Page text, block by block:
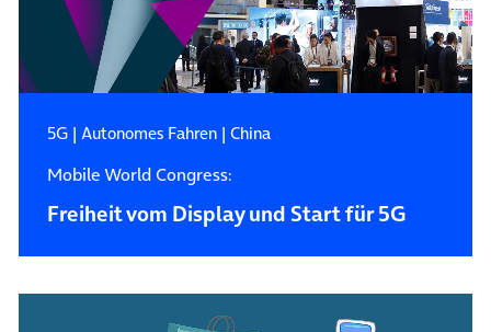
5G| Autonomes Fahren| China
Mobile World Congress:
Freiheit vom Display und Start für 5G